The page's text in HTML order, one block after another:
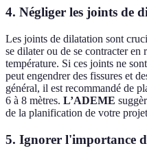
4. Négliger les joints de
Les joints de dilatation sont
se dilater ou de se contracter en
température. Si ces joints ne
peut engendrer des fissures et
général, il est recommandé de
6 à 8 mètres. L’ADEME
de la planification de votre
5. Ignorer l'importance